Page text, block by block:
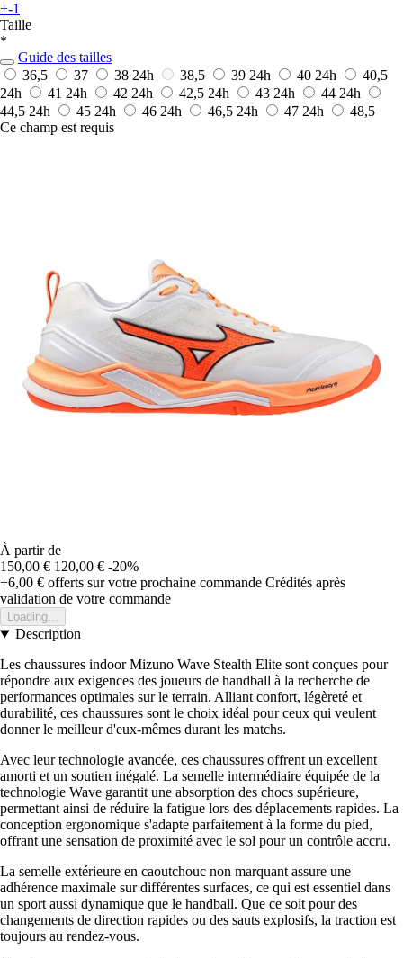
+-1
Taille
*
Guide des tailles
36,5
37 38 24h 38,5 39 24h 40 24h
40,5
24h
41 24h 42 24h 42,5 24h 43 24h 44 24h
44,5 24h 45 24h 46 24h 46,5 24h 47 24h
48,5
Ce champ est requis
À partir de
150,00 € 120,00 € -20%
+6,00 € offerts sur votre prochaine commande Crédités après
validation de votre commande
Loading...
Description
Les chaussures indoor Mizuno Wave Stealth Elite sont conçues pour
répondre aux exigences des joueurs de handball à la recherche de
performances optimales sur le terrain. Alliant confort, légèreté et
durabilité, ces chaussures sont le choix idéal pour ceux qui veulent
donner le meilleur d'eux-mêmes durant les matchs.
Avec leur technologie avancée, ces chaussures offrent un excellent
amorti et un soutien inégalé. La semelle intermédiaire équipée de la
technologie Wave garantit une absorption des chocs supérieure,
permettant ainsi de réduire la fatigue lors des déplacements rapides. La
conception ergonomique s'adapte parfaitement à la forme du pied,
offrant une sensation de proximité avec le sol pour un contrôle accru.
La semelle extérieure en caoutchouc non marquant assure une
adhérence maximale sur différentes surfaces, ce qui est essentiel dans
un sport aussi dynamique que le handball. Que ce soit pour des
changements de direction rapides ou des sauts explosifs, la traction est
toujours au rendez-vous.